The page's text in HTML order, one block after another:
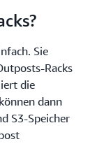
Sie
Racks
die
dann
S3-Speicher